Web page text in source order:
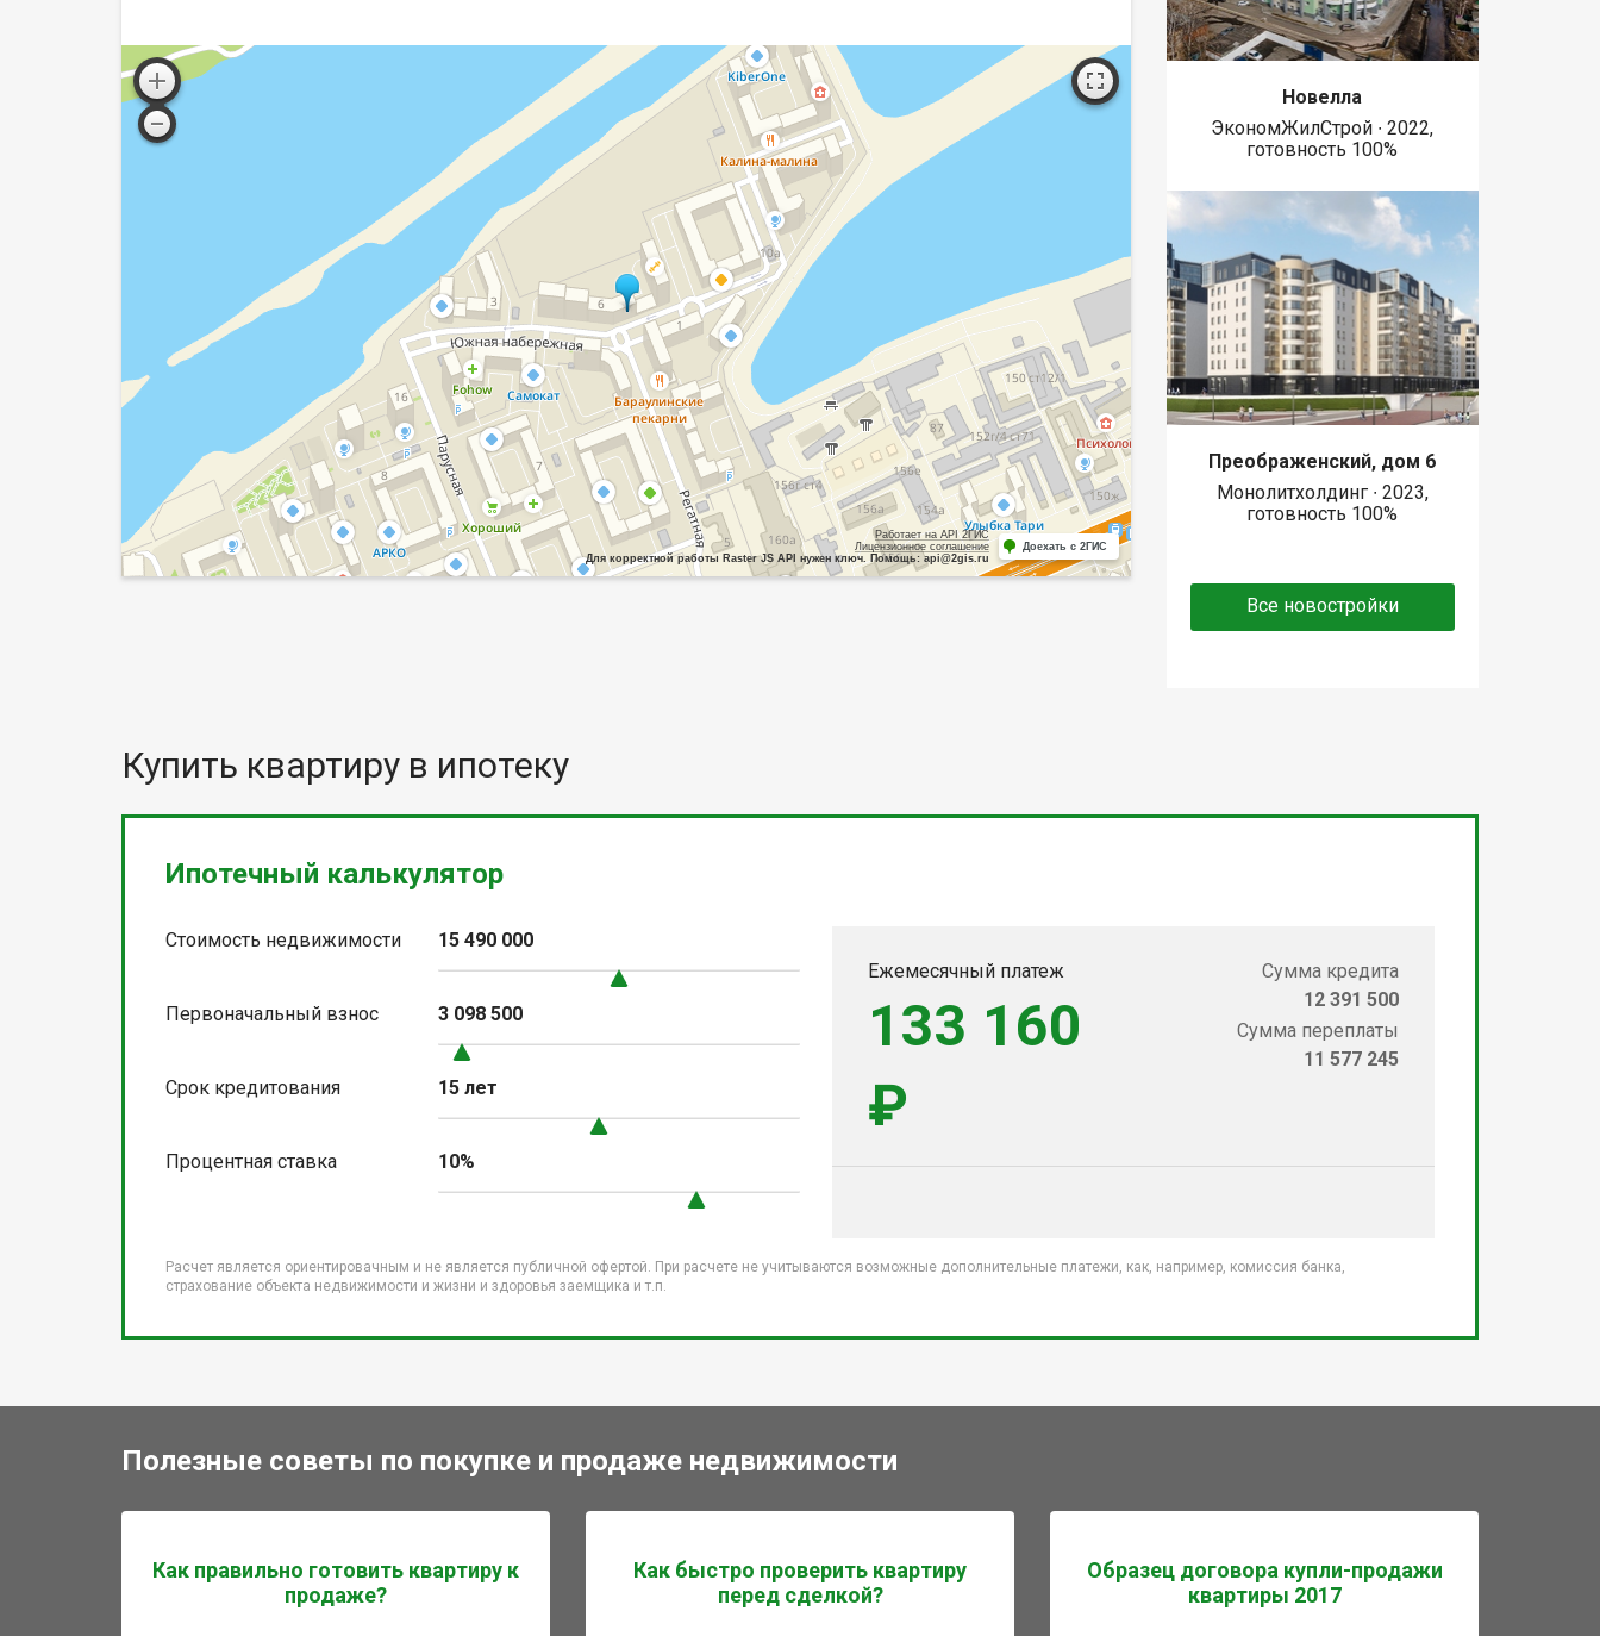
Работает на API 2ГИС
Лицензионное соглашение
Для корректной работы Raster JS API нужен ключ. Помощь: api@2gis.ru
Доехать с 2ГИС
Новелла
ЭкономЖилСтрой ∙ 2022,
готовность 100%
Преображенский, дом 6
Монолитхолдинг ∙ 2023,
готовность 100%
Все новостройки
Купить квартиру в ипотеку
Ипотечный калькулятор
Стоимость недвижимости 15 490 000
Первоначальный взнос 3 098 500
Срок кредитования 15 лет
Процентная ставка 10%
Ежемесячный платеж
133 160
₽
Сумма кредита
12 391 500
Сумма переплаты
11 577 245
Расчет является ориентировачным и не является публичной офертой. При расчете не учитываются возможные дополнительные платежи, как, например, комиссия банка,
страхование объекта недвижимости и жизни и здоровья заемщика и т.п.
Полезные советы по покупке и продаже недвижимости
Как правильно готовить квартиру к
продаже?
Как быстро проверить квартиру
перед сделкой?
Образец договора купли-продажи
квартиры 2017